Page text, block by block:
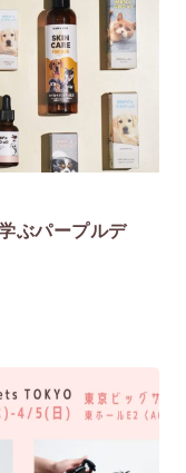
ぶパープルデ